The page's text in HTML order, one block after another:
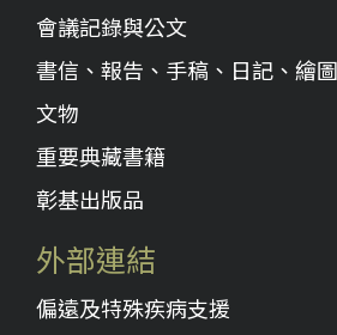
會議記錄與公文
書信、報告、手稿、日記、繪圖
文物
重要典藏書籍
彰基出版品
外部連結
偏遠及特殊疾病支援